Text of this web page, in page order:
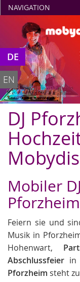
NAVIGATION
DE
EN
DJ
Mobiler
Pforzheim
Feiern sie und
Musik in
Hohenwart,
Abschlussfeier in
Pforzheim steht